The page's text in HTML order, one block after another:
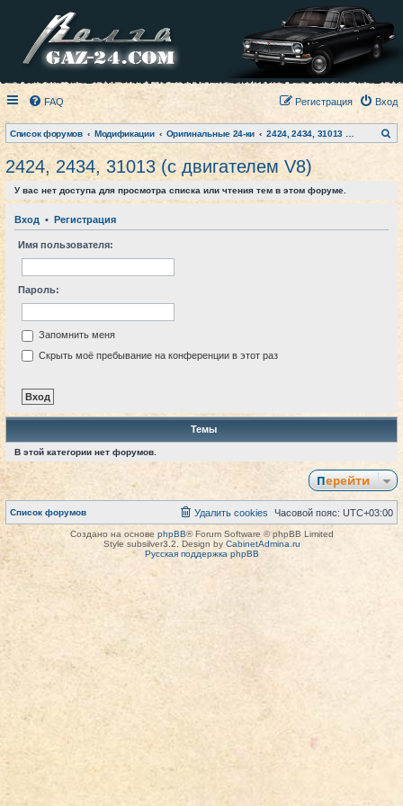
FAQ Вход
Регистрация
Список форумов Модификации Оригинальные 24-ки
о
2424, 2434, 31013 (с двигателем V8)
У вас нет доступа для просмотра списка или чтения тем в этом форуме.
Вход • Регистрация
Имя пользователя:
Пароль:
Запомнить меня
Скрыть моё пребывание на конференции в этот раз
Темы
В этой категории нет форумов.
Перейти
Список форумов Часовой пояс: UTC+03:00
Удалить cookies
Создано на основе phpBB® Forum Software © phpBB Limited
Style subsilver3.2. Design by CabinetAdmina.ru
Русская поддержка phpBB